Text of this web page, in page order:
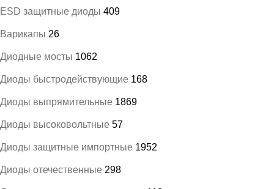
ESD защитные диоды 409
Варикапы 26
Диодные мосты 1062
Диоды быстродействующие 168
Диоды выпрямительные 1869
Диоды высоковольтные 57
Диоды защитные импортные 1952
Диоды отечественные 298